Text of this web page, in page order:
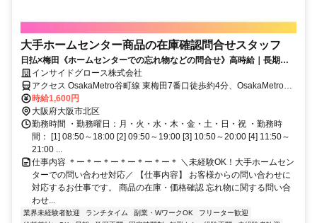
大手ホームセンター商品の在庫確認問合せスタッフ
日払×梅田《ホームセンターでの忘れ物などの問合せ》高時給｜長期の
お仕事♪
インサイドグロース株式会社
アクセス OsakaMetro谷町線 東梅田7番口徒歩約4分、OsakaMetro御
堂筋線 梅田（Osaka15番口徒歩約6分、ＪＲ東海道本線 大阪中央南口
徒歩約9分
時給1,600円
大阪府大阪市北区
勤務時間 ・勤務曜日：月・火・水・木・金・土・日・祝 ・勤務時
間： [1] 08:50～18:00 [2] 09:50～19:00 [3] 10:50～20:00 [4] 11:50～
21:00 ...
仕事内容 ＊ー＊ー＊ー＊ー＊ー＊ー＊ ＼未経験OK！大手ホームセン
ターでの問い合わせ対応／ 【仕事内容】 お客様からの問い合わせに
対応するお仕事です。 商品の在庫・価格確認 忘れ物に関する問い合
わせ...
業界未経験者歓迎 ランチタイム 副業・WワークOK
フリーター歓迎